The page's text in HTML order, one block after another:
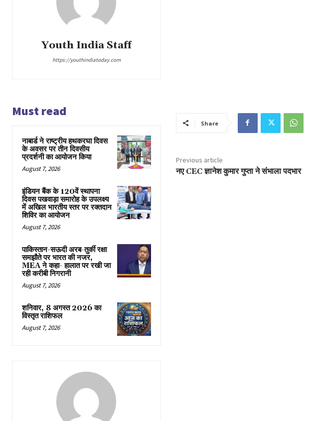
Youth India Staff
https://youthindiatoday.com
Must read
नाबार्ड ने राष्ट्रीय हथकरघा दिवस
के अवसर पर तीन दिवसीय
प्रदर्शनी का आयोजन किया
August 7, 2026
इंडियन बैंक के 120वें स्थापना
दिवस पखवाड़ा समारोह के उपलक्ष्य
में अखिल भारतीय स्तर पर रक्तदान
शिविर का आयोजन
August 7, 2026
पाकिस्तान-सऊदी अरब-तुर्की रक्षा
समझौते पर भारत की नजर,
MEA ने कहा- हालात पर रखी जा
रही करीबी निगरानी
August 7, 2026
शनिवार, 8 अगस्त 2026 का
विस्तृत राशिफल
August 7, 2026
Share
Previous article
नए CEC ज्ञानेश कुमार गुप्ता ने संभाला पदभार